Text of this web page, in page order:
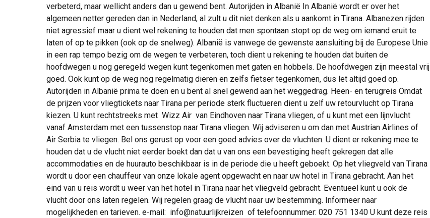
verbeterd, maar wellicht anders dan u gewend bent. Autorijden in Albanië In Albanië wordt er over het
algemeen netter gereden dan in Nederland, al zult u dit niet denken als u aankomt in Tirana. Albanezen rijden
niet agressief maar u dient wel rekening te houden dat men spontaan stopt op de weg om iemand eruit te
laten of op te pikken (ook op de snelweg). Albanië is vanwege de gewenste aansluiting bij de Europese Unie
in een rap tempo bezig om de wegen te verbeteren, toch dient u rekening te houden dat buiten de
hoofdwegen u nog geregeld wegen kunt tegenkomen met gaten en hobbels. De hoofdwegen zijn meestal vrij
goed. Ook kunt op de weg nog regelmatig dieren en zelfs fietser tegenkomen, dus let altijd goed op.
Autorijden in Albanië prima te doen en u bent al snel gewend aan het weggedrag. Heen- en terugreis Omdat
de prijzen voor vliegtickets naar Tirana per periode sterk fluctueren dient u zelf uw retourvlucht op Tirana
kiezen. U kunt rechtstreeks met Wizz Air van Eindhoven naar Tirana vliegen, of u kunt met een lijnvlucht
vanaf Amsterdam met een tussenstop naar Tirana vliegen. Wij adviseren u om dan met Austrian Airlines of
Air Serbia te vliegen. Bel ons gerust op voor een goed advies over de vluchten. U dient er rekening mee te
houden dat u de vlucht niet eerder boekt dan dat u van ons een bevestiging heeft gekregen dat alle
accommodaties en de huurauto beschikbaar is in de periode die u heeft geboekt. Op het vliegveld van Tirana
wordt u door een chauffeur van onze lokale agent opgewacht en naar uw hotel in Tirana gebracht. Aan het
eind van u reis wordt u weer van het hotel in Tirana naar het vliegveld gebracht. Eventueel kunt u ook de
vlucht door ons laten regelen. Wij regelen graag de vlucht naar uw bestemming. Informeer naar
mogelijkheden en tarieven. e-mail: info@natuurlijkreizen of telefoonnummer: 020 751 1340 U kunt deze reis